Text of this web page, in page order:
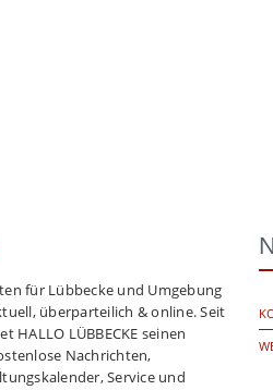
für Lübbecke und Umgebung
überparteilich & online. Seit
HALLO LÜBBECKE seinen
Nachrichten,
Service und